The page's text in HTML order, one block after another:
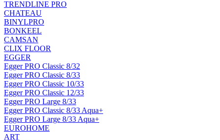
TRENDLINE PRO
CHATEAU
BINYLPRO
BONKEEL
CAMSAN
CLIX FLOOR
EGGER
Egger PRO Classic 8/32
Egger PRO Classic 8/33
Egger PRO Classic 10/33
Egger PRO Classic 12/33
Egger PRO Large 8/33
Egger PRO Classic 8/33 Aqua+
Egger PRO Large 8/33 Aqua+
EUROHOME
ART